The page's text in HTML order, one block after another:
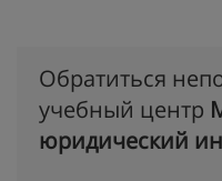
Обратиться
учебный центр
юридический